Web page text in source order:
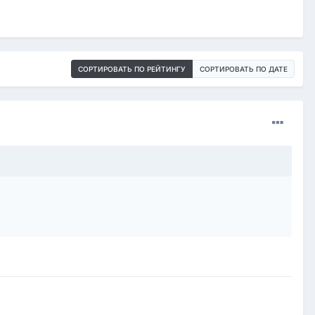
СОРТИРОВАТЬ ПО РЕЙТИНГУ СОРТИРОВАТЬ ПО ДАТЕ